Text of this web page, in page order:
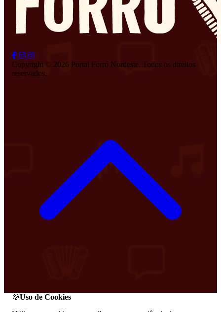
Copyright © 2026 Portal Forró Nordeste. Todos os direitos
reservados.
🍪Uso de Cookies